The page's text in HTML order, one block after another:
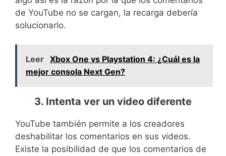
de YouTube no se cargan, la recarga debería
solucionarlo.
Leer Xbox One vs Playstation 4: ¿Cuál es la
mejor consola Next Gen?
3. Intenta ver un video diferente
YouTube también permite a los creadores
deshabilitar los comentarios en sus videos.
Existe la posibilidad de que los comentarios de